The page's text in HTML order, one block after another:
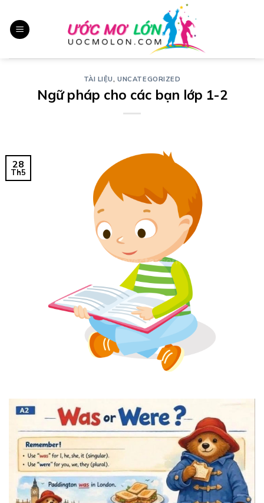
đến
nội
TÀI LIỆU,UNCATEGORIZED
Ngữ pháp cho các bạn lớp 1-2
28
Th5